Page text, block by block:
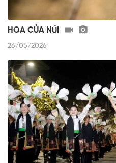
HOA CỦA NÚI
26/05/2026